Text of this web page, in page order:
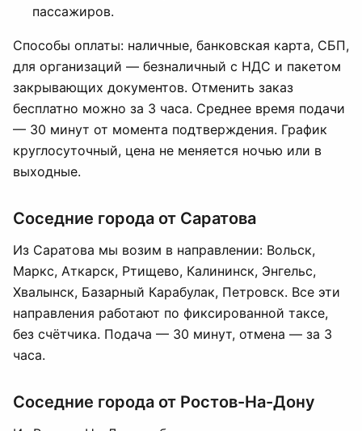
пассажиров.
Способы оплаты: наличные, банковская карта, СБП,
для организаций — безналичный с НДС и пакетом
закрывающих документов. Отменить заказ
бесплатно можно за 3 часа. Среднее время подачи
— 30 минут от момента подтверждения. График
круглосуточный, цена не меняется ночью или в
выходные.
Соседние города от Саратова
Из Саратова мы возим в направлении: Вольск,
Маркс, Аткарск, Ртищево, Калининск, Энгельс,
Хвалынск, Базарный Карабулак, Петровск. Все эти
направления работают по фиксированной таксе,
без счётчика. Подача — 30 минут, отмена — за 3
часа.
Соседние города от Ростов-На-Дону